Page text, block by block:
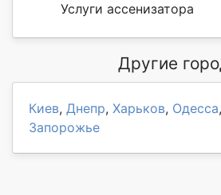
Услуги ассенизатора
Другие
Киев, Днепр, Харьков, Одесса,
Запорожье